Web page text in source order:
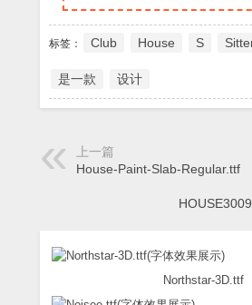
标签： Club House S
是一款 设计
上一篇
House-Paint-Slab-Regular.ttf
Northstar-3D.ttf